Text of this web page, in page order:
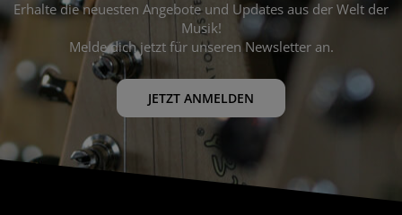
Erhalte die neuesten Angebote und Updates aus der Welt der
Musik!
Melde dich jetzt für unseren Newsletter an.
JETZT ANMELDEN